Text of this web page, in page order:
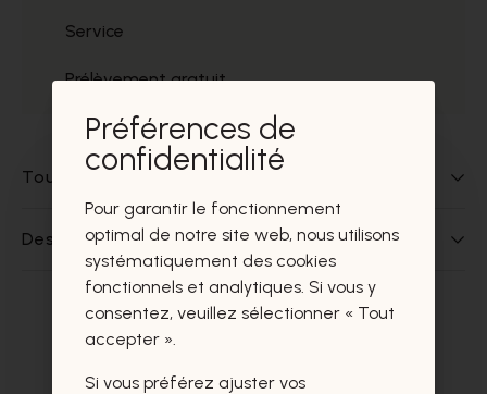
Service
Prélèvement gratuit
Tout sur ce produit
Des questions sur ce produit?
Ces produits vous intéresseront
certainement aussi.
Préférences de
confidentialité
Pour garantir le fonctionnement
optimal de notre site web, nous utilisons
systématiquement des cookies
fonctionnels et analytiques. Si vous y
consentez, veuillez sélectionner « Tout
accepter ».
Si vous préférez ajuster vos